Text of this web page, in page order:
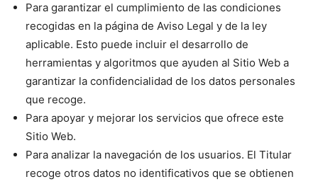
Para garantizar el cumplimiento de las condiciones
recogidas en la página de Aviso Legal y de la ley
aplicable. Esto puede incluir el desarrollo de
herramientas y algoritmos que ayuden al Sitio Web a
garantizar la confidencialidad de los datos personales
que recoge.
Para apoyar y mejorar los servicios que ofrece este
Sitio Web.
Para analizar la navegación de los usuarios. El Titular
recoge otros datos no identificativos que se obtienen